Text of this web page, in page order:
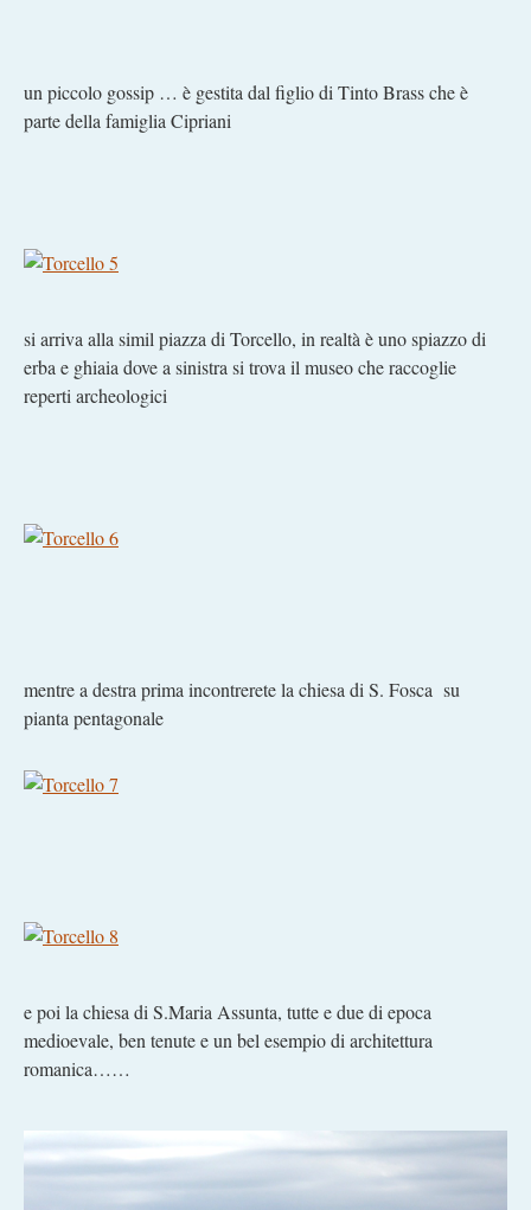
un piccolo gossip … è gestita dal figlio di Tinto Brass che è
parte della famiglia Cipriani
si arriva alla simil piazza di Torcello, in realtà è uno spiazzo di
erba e ghiaia dove a sinistra si trova il museo che raccoglie
reperti archeologici
mentre a destra prima incontrerete la chiesa di S. Fosca su
pianta pentagonale
e poi la chiesa di S.Maria Assunta, tutte e due di epoca
medioevale, ben tenute e un bel esempio di architettura
romanica……